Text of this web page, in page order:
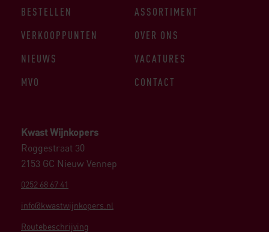
Kwast Wijnkopers
Roggestraat 30
2153 GC Nieuw Vennep
0252 68 67 41
info@kwastwijnkopers.nl
Routebeschrijving
BESTELLEN
ASSORTIMENT
VERKOOPPUNTEN
OVER ONS
NIEUWS
VACATURES
MVO
CONTACT